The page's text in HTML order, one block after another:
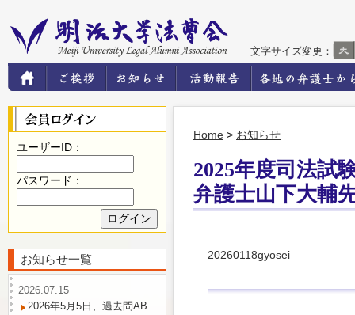
文字サイズ変更：
Home > お知らせ
2025年度司法試
弁護士山下大輔
20260118gyosei
ユーザーID：
パスワード：
お知らせ一覧
2026.07.15
2026年5月5日、過去問AB